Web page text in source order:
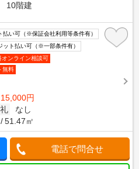
10階建
払い可（※保証会社利用等条件有）
ット払い可（※一部条件有）
オンライン相談可
無料
円
礼
なし
51.47㎡
電話で問合せ